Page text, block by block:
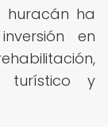
huracán ha
en
turístico y